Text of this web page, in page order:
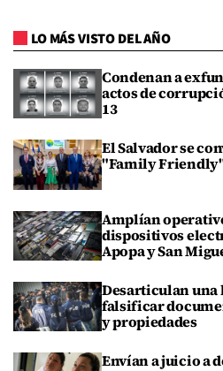
LO MÁS VISTO DEL AÑO
Condenan a
actos de
13
El Salvador se
"Family
Amplían
dispositivos
Apopa y San
Desarticulan una
falsificar
y propiedades
Envían a juicio a